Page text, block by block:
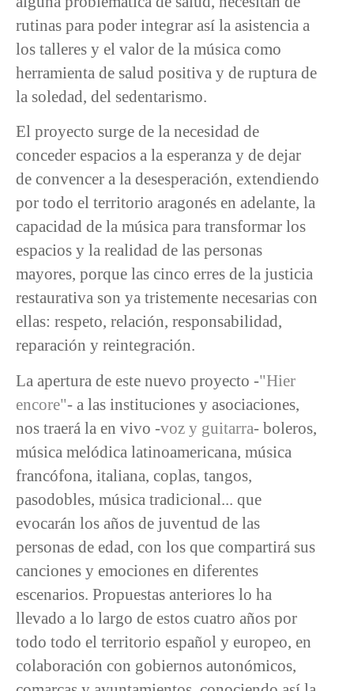
rutinas para poder integrar así la asistencia a
los talleres y el valor de la música como
herramienta de salud positiva y de ruptura de
la soledad, del sedentarismo.
El proyecto surge de la necesidad de
conceder espacios a la esperanza y de dejar
de convencer a la desesperación, extendiendo
por todo el territorio aragonés en adelante, la
capacidad de la música para transformar los
espacios y la realidad de las personas
mayores, porque las cinco erres de la justicia
restaurativa son ya tristemente necesarias con
ellas: respeto, relación, responsabilidad,
reparación y reintegración.
La apertura de este nuevo proyecto -"Hier
encore"- a las instituciones y asociaciones,
nos traerá la en vivo -voz y guitarra- boleros,
música melódica latinoamericana, música
francófona, italiana, coplas, tangos,
pasodobles, música tradicional... que
evocarán los años de juventud de las
personas de edad, con los que compartirá sus
canciones y emociones en diferentes
escenarios. Propuestas anteriores lo ha
llevado a lo largo de estos cuatro años por
todo todo el territorio español y europeo, en
colaboración con gobiernos autonómicos,